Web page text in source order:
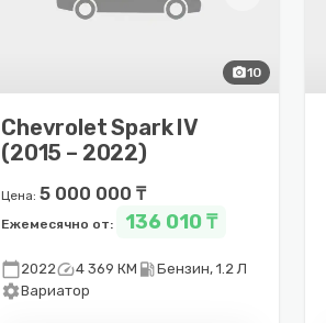
photo_camera10
Chevrolet Spark IV
(2015 – 2022)
Цена: 5 000 000 ₸
Ежемесячно от: 136 010 ₸
calendar_today2022speed4 369 КМ local_gas_stationБензин, 1.2 Л
settingsВариатор